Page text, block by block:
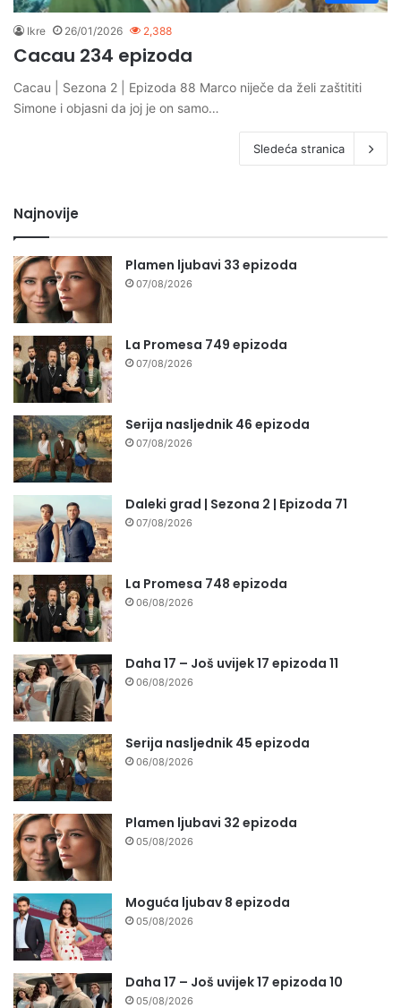
Ikre 26/01/2026 2,388
Cacau 234 epizoda
Cacau | Sezona 2 | Epizoda 88 Marco niječe da želi zaštititi
Simone i objasni da joj je on samo…
Sledeća stranica
Najnovije
Plamen ljubavi 33 epizoda
07/08/2026
La Promesa 749 epizoda
07/08/2026
Serija nasljednik 46 epizoda
07/08/2026
Daleki grad | Sezona 2 | Epizoda 71
07/08/2026
La Promesa 748 epizoda
06/08/2026
Daha 17 – Još uvijek 17 epizoda 11
06/08/2026
Serija nasljednik 45 epizoda
06/08/2026
Plamen ljubavi 32 epizoda
05/08/2026
Moguća ljubav 8 epizoda
05/08/2026
Daha 17 – Još uvijek 17 epizoda 10
05/08/2026